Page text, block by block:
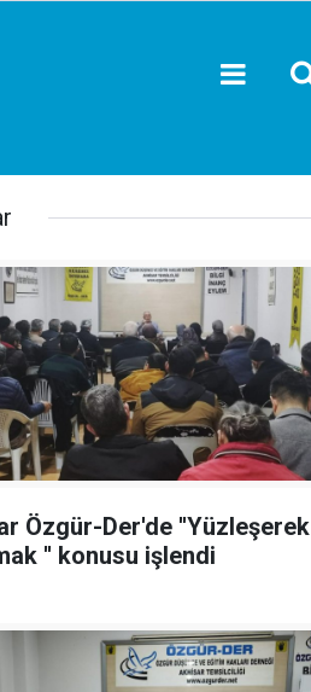
Özgür-Der'de ''Yüzleşerek
'' konusu işlendi